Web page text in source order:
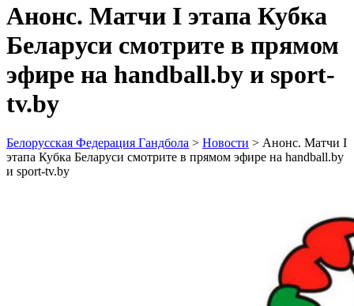
Анонс. Матчи I этапа Кубка
Беларуси смотрите в прямом
эфире на handball.by и sport-
tv.by
Белорусская Федерация Гандбола > Новости > Анонс. Матчи I
этапа Кубка Беларуси смотрите в прямом эфире на handball.by
и sport-tv.by